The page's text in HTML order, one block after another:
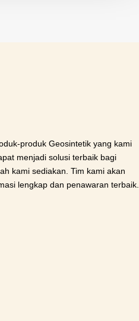
produk Geosintetik yang kami
menjadi solusi terbaik bagi
kami sediakan. Tim kami akan
lengkap dan penawaran terbaik.